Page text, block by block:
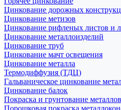
Цинкование дорожных
Цинкование метизов
Цинкование рифленых листов и
Цинкование металлоизделий
Цинкование труб
Цинкование мачт освещения
Цинкование металла
Термодиффузия (ТДЦ)
Гальваническое цинкование
Цинкование балок
Покраска и грунтование металлов
Порошковая покраска